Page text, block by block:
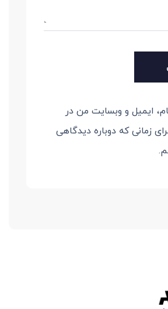
ایمیل و وبسایت من در
زمانی که دوباره دیدگاهی